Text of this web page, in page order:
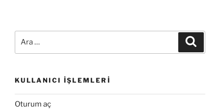
KULLANICI İŞLEMLERI
Oturum aç